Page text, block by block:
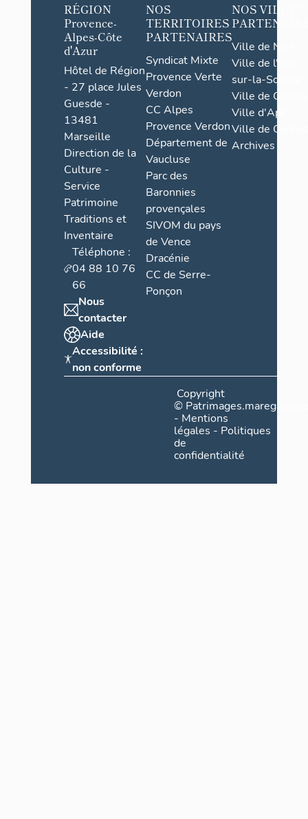
RÉGION
Provence-
Alpes-Côte
d'Azur
Hôtel de Région
- 27 place Jules
Guesde -
13481
Marseille
Direction de la
Culture -
Service
Patrimoine
Traditions et
Inventaire
Téléphone :
04 88 10 76
66
Nous
contacter
Aide
Accessibilité :
non conforme
NOS
TERRITOIRES
PARTENAIRES
Syndicat Mixte
Provence Verte
Verdon
CC Alpes
Provence Verdon
Département de
Vaucluse
Parc des
Baronnies
provençales
SIVOM du pays
de Vence
Dracénie
CC de Serre-
Ponçon
NOS VILLES
Ville de Nice
Ville de l'Isle-
sur-la-Sorgue
Ville de Grasse
Ville d'Apt
Ville de
Archives
Copyright
©
- Mentions
légales - Politiques
de
confidentialité